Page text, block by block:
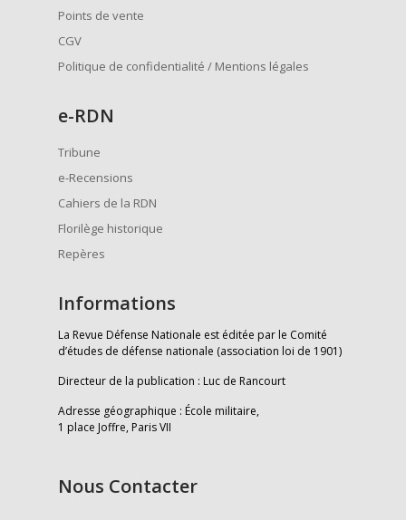
Points de vente
CGV
Politique de confidentialité / Mentions légales
e-RDN
Tribune
e-Recensions
Cahiers de la RDN
Florilège historique
Repères
Informations
La Revue Défense Nationale est éditée par le Comité
d’études de défense nationale (association loi de 1901)
Directeur de la publication : Luc de Rancourt
Adresse géographique : École militaire,
1 place Joffre, Paris VII
Nous Contacter